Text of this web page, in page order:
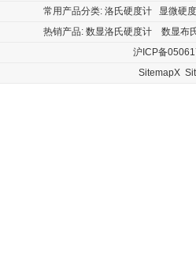
常用产品分类: 洛氏硬度计 显微硬
热销产品: 数显洛氏硬度计 数显布
沪ICP备
SitemapX